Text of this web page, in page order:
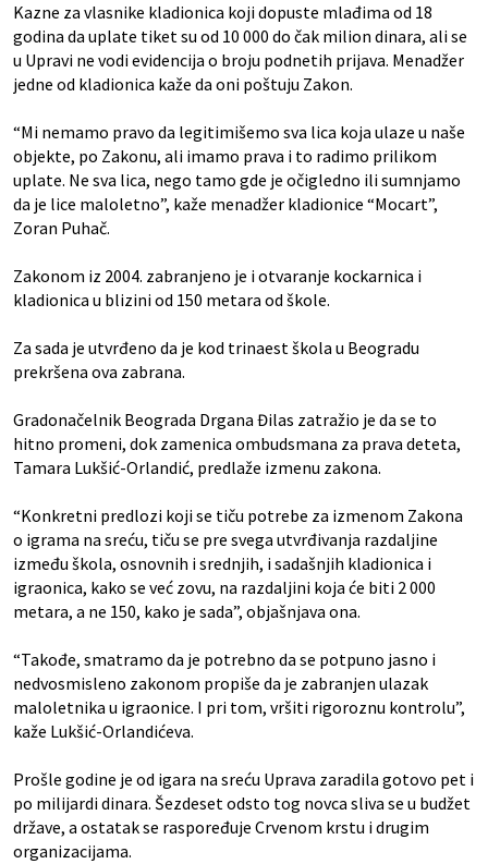
Kazne za vlasnike kladionica koji dopuste mlađima od 18
godina da uplate tiket su od 10 000 do čak milion dinara, ali se
u Upravi ne vodi evidencija o broju podnetih prijava. Menadžer
jedne od kladionica kaže da oni poštuju Zakon.
“Mi nemamo pravo da legitimišemo sva lica koja ulaze u naše
objekte, po Zakonu, ali imamo prava i to radimo prilikom
uplate. Ne sva lica, nego tamo gde je očigledno ili sumnjamo
da je lice maloletno”, kaže menadžer kladionice “Mocart”,
Zoran Puhač.
Zakonom iz 2004. zabranjeno je i otvaranje kockarnica i
kladionica u blizini od 150 metara od škole.
Za sada je utvrđeno da je kod trinaest škola u Beogradu
prekršena ova zabrana.
Gradonačelnik Beograda Drgana Đilas zatražio je da se to
hitno promeni, dok zamenica ombudsmana za prava deteta,
Tamara Lukšić-Orlandić, predlaže izmenu zakona.
“Konkretni predlozi koji se tiču potrebe za izmenom Zakona
o igrama na sreću, tiču se pre svega utvrđivanja razdaljine
između škola, osnovnih i srednjih, i sadašnjih kladionica i
igraonica, kako se već zovu, na razdaljini koja će biti 2 000
metara, a ne 150, kako je sada”, objašnjava ona.
“Takođe, smatramo da je potrebno da se potpuno jasno i
nedvosmisleno zakonom propiše da je zabranjen ulazak
maloletnika u igraonice. I pri tom, vršiti rigoroznu kontrolu”,
kaže Lukšić-Orlandićeva.
Prošle godine je od igara na sreću Uprava zaradila gotovo pet i
po milijardi dinara. Šezdeset odsto tog novca sliva se u budžet
države, a ostatak se raspoređuje Crvenom krstu i drugim
organizacijama.